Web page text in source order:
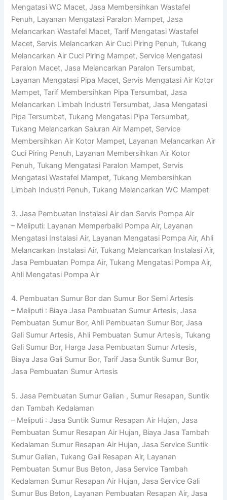
Mengatasi WC Macet, Jasa Membersihkan Wastafel
Penuh, Layanan Mengatasi Paralon Mampet, Jasa
Melancarkan Wastafel Macet, Tarif Mengatasi Wastafel
Macet, Servis Melancarkan Air Cuci Piring Penuh, Tukang
Melancarkan Air Cuci Piring Mampet, Service Mengatasi
Paralon Macet, Jasa Melancarkan Paralon Tersumbat,
Layanan Mengatasi Pipa Macet, Servis Mengatasi Air Kotor
Mampet, Tarif Membersihkan Pipa Tersumbat, Jasa
Melancarkan Limbah Industri Tersumbat, Jasa Mengatasi
Pipa Tersumbat, Tukang Mengatasi Pipa Tersumbat,
Tukang Melancarkan Saluran Air Mampet, Service
Membersihkan Air Kotor Mampet, Layanan Melancarkan Air
Cuci Piring Penuh, Layanan Membersihkan Air Kotor
Penuh, Tukang Mengatasi Paralon Mampet, Servis
Mengatasi Wastafel Mampet, Tukang Membersihkan
Limbah Industri Penuh, Tukang Melancarkan WC Mampet
3. Jasa Pembuatan Instalasi Air dan Servis Pompa Air
– Meliputi: Layanan Memperbaiki Pompa Air, Layanan
Mengatasi Instalasi Air, Layanan Mengatasi Pompa Air, Ahli
Melancarkan Instalasi Air, Tukang Melancarkan Instalasi Air,
Jasa Pembuatan Pompa Air, Tukang Mengatasi Pompa Air,
Ahli Mengatasi Pompa Air
4. Pembuatan Sumur Bor dan Sumur Bor Semi Artesis
– Meliputi : Biaya Jasa Pembuatan Sumur Artesis, Jasa
Pembuatan Sumur Bor, Ahli Pembuatan Sumur Bor, Jasa
Gali Sumur Artesis, Ahli Pembuatan Sumur Artesis, Tukang
Gali Sumur Bor, Harga Jasa Pembuatan Sumur Artesis,
Biaya Jasa Gali Sumur Bor, Tarif Jasa Suntik Sumur Bor,
Jasa Pembuatan Sumur Artesis
5. Jasa Pembuatan Sumur Galian , Sumur Resapan, Suntik
dan Tambah Kedalaman
– Meliputi : Jasa Suntik Sumur Resapan Air Hujan, Jasa
Pembuatan Sumur Resapan Air Hujan, Biaya Jasa Tambah
Kedalaman Sumur Resapan Air Hujan, Jasa Service Suntik
Sumur Galian, Tukang Gali Resapan Air, Layanan
Pembuatan Sumur Bus Beton, Jasa Service Tambah
Kedalaman Sumur Resapan Air Hujan, Jasa Service Gali
Sumur Bus Beton, Layanan Pembuatan Resapan Air, Jasa